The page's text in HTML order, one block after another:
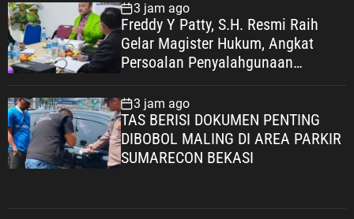
3 jam ago
Freddy Y Patty, S.H. Resmi Raih
Gelar Magister Hukum, Angkat
Persoalan Penyalahgunaan
Tanah
3 jam ago
TAS BERISI DOKUMEN PENTING
DIBOBOL MALING DI AREA PARKIR
SUMARECON BEKASI